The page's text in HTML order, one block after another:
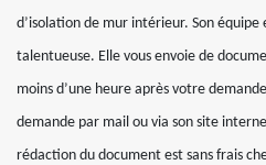
d’isolation de mur intérieur. Son
talentueuse. Elle vous envoie de
moins d’une heure après votre
demande par mail ou via son site
rédaction du document est sans frais